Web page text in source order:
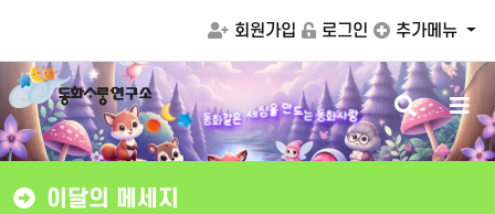
회원가입 로그인 추가메뉴
동화같은 세상을 만드는 동화사랑 검
색
버
튼
메
뉴
버
튼
이달의 메세지